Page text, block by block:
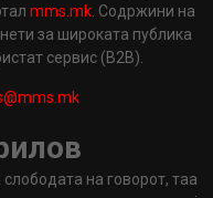
mms.mk . Содржини на
за широката публика
сервис (B2B).
на говорот, таа